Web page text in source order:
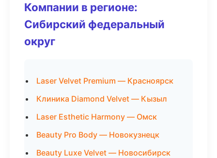
Компании в регионе:
Сибирский федеральный
округ
Laser Velvet Premium — Красноярск
Клиника Diamond Velvet — Кызыл
Laser Esthetic Harmony — Омск
Beauty Pro Body — Новокузнецк
Beauty Luxe Velvet — Новосибирск